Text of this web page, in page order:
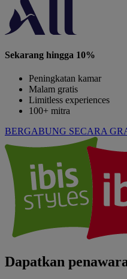
Sekarang hingga 10%
Peningkatan kamar
Malam gratis
Limitless experiences
100+ mitra
BERGABUNG SECARA
Dapatkan